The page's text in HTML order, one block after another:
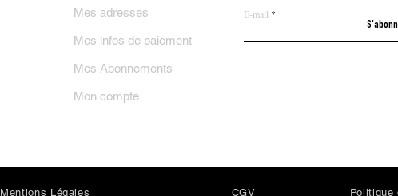
E-mail
Mes adresses
Mes infos de paiement
Mes Abonnements
Mon compte
Mentions Légales CGV Politique